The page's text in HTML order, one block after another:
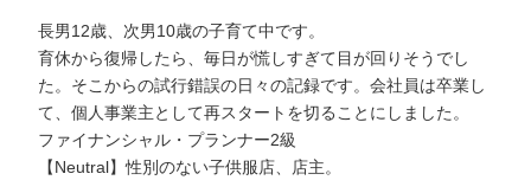
長男12歳、次男10歳の子育て中です。
育休から復帰したら、毎日が慌しすぎて目が回りそうでし
た。そこからの試行錯誤の日々の記録です。会社員は卒業し
て、個人事業主として再スタートを切ることにしました。
ファイナンシャル・プランナー2級
【Neutral】性別のない子供服店、店主。